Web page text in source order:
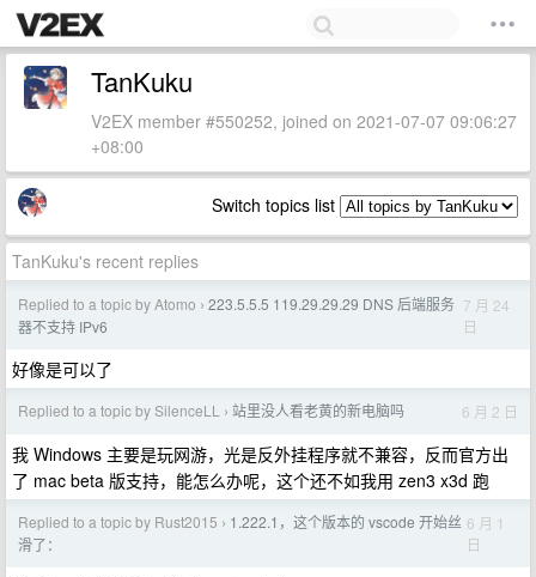
TanKuku
V2EX member #550252, joined on 2021-07-07 09:06:27
+08:00
Switch topics list
TanKuku's recent replies
Replied to a topic by Atomo › 223.5.5.5 119.29.29.29 DNS 后端服务
器不支持 IPv6
7 月 24
日
好像是可以了
Replied to a topic by SilenceLL › 站里没人看老黄的新电脑吗 6 月 2 日
我 Windows 主要是玩网游，光是反外挂程序就不兼容，反而官方出
了 mac beta 版支持，能怎么办呢，这个还不如我用 zen3 x3d 跑
Replied to a topic by Rust2015 › 1.222.1，这个版本的 vscode 开始丝
滑了：
6 月 1
日